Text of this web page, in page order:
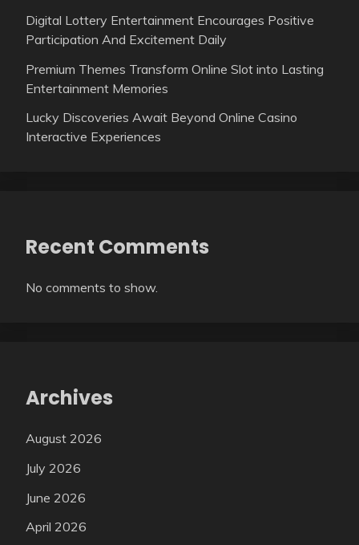
Digital Lottery Entertainment Encourages Positive
Participation And Excitement Daily
Premium Themes Transform Online Slot into Lasting
Entertainment Memories
Lucky Discoveries Await Beyond Online Casino
Interactive Experiences
Recent Comments
No comments to show.
Archives
August 2026
July 2026
June 2026
April 2026